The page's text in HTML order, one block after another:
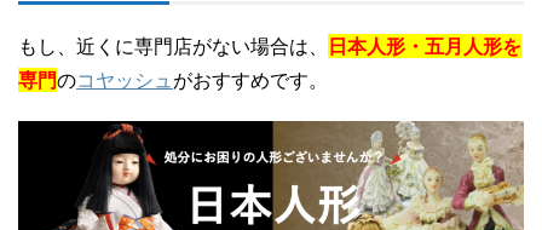
もし、近くに専門店がない場合は、 日本人形・五月人形を
専門のコヤッシュ がおすすめです。